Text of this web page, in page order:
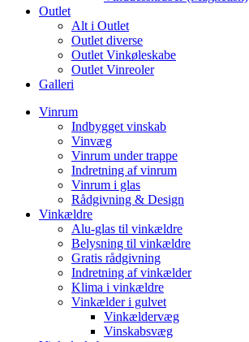
Outlet
Alt i Outlet
Outlet diverse
Outlet Vinkøleskabe
Outlet Vinreoler
Galleri
Vinrum
Indbygget vinskab
Vinvæg
Vinrum under trappe
Indretning af vinrum
Vinrum i glas
Rådgivning & Design
Vinkældre
Alu-glas til vinkældre
Belysning til vinkældre
Gratis rådgivning
Indretning af vinkælder
Klima i vinkældre
Vinkælder i gulvet
Vinkældervæg
Vinskabsvæg